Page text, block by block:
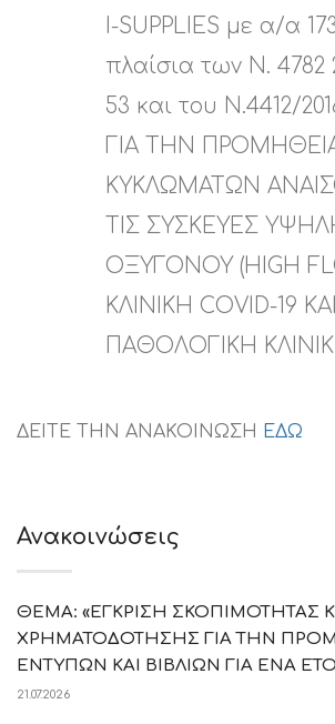
I-SUPPLIES με α/α
πλαίσια των Ν. 4782
53 και του Ν.4412/
ΓΙΑ ΤΗΝ
ΚΥΚΛΩΜΑΤΩΝ
ΤΙΣ ΣΥΣΚΕΥΕΣ
ΟΞΥΓΟΝΟΥ (HIGH
ΚΛΙΝΙΚΗ COVID-19
ΠΑΘΟΛΟΓΙΚΗ
ΔΕΙΤΕ ΤΗΝ ΑΝΑΚΟΙΝΩΣΗ ΕΔΩ
Ανακοινώσεις
ΘΕΜΑ: «ΕΓΚΡΙΣΗ ΣΚΟΠΙΜΟΤΗΤΑΣ
ΧΡΗΜΑΤΟΔΟΤΗΣΗΣ ΓΙΑ ΤΗΝ
ΕΝΤΥΠΩΝ ΚΑΙ ΒΙΒΛΙΩΝ ΓΙΑ ΕΝΑ
21.07.2026